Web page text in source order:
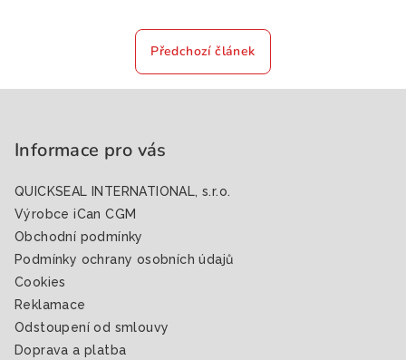
Předchozí článek
Informace pro vás
QUICKSEAL INTERNATIONAL, s.r.o.
Výrobce iCan CGM
Obchodní podmínky
Podmínky ochrany osobních údajů
Cookies
Reklamace
Odstoupení od smlouvy
Doprava a platba